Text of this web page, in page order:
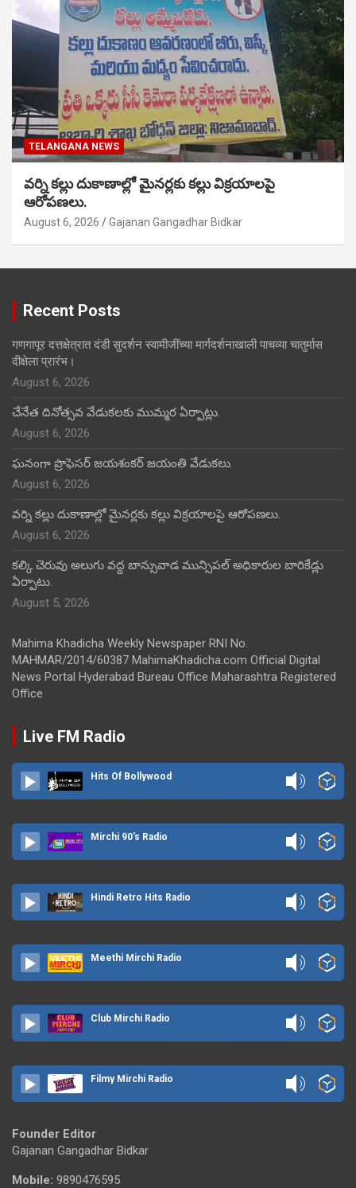
TELANGANA NEWS
వర్ని కల్లు దుకాణాల్లో మైనర్లకు కల్లు విక్రయాలపై
ఆరోపణలు.
August 6, 2026 Gajanan Gangadhar Bidkar
Recent Posts
गणगापूर दत्तक्षेत्रात दंडी सुदर्शन स्वामीजींच्या मार्गदर्शनाखाली पाचव्या चातुर्मास
दीक्षेला प्रारंभ।
August 6, 2026
చేనేత దినోత్సవ వేడుకలకు ముమ్మర ఏర్పాట్లు.
August 6, 2026
ఘనంగా ప్రొఫెసర్ జయశంకర్ జయంతి వేడుకలు.
August 6, 2026
వర్ని కల్లు దుకాణాల్లో మైనర్లకు కల్లు విక్రయాలపై ఆరోపణలు.
August 6, 2026
కల్కి చెరువు అలుగు వద్ద బాన్సువాడ మున్సిపల్ అధికారుల బారికేడ్లు
ఏర్పాటు.
August 5, 2026
Mahima Khadicha Weekly Newspaper RNI No.
MAHMAR/2014/60387 MahimaKhadicha.com Official Digital
News Portal Hyderabad Bureau Office Maharashtra Registered
Office
Live FM Radio
Hits Of Bollywood
Mirchi 90's Radio
Hindi Retro Hits Radio
Meethi Mirchi Radio
Club Mirchi Radio
Filmy Mirchi Radio
Founder Editor
Gajanan Gangadhar Bidkar
Mobile: 9890476595